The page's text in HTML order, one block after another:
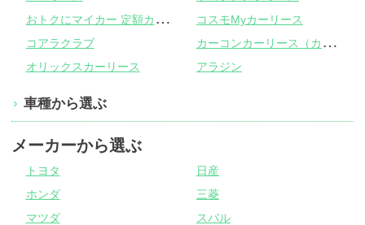
お
トクにマイカー 定額カルモくん
コスモMyカーリース
コアラクラブ
カ
ーコンカーリース（カーコンビニ倶楽部）
オリックスカーリース アラジン
車種から選ぶ
メーカーから選ぶ
トヨタ
日産
ホンダ
三菱
マツダ
スバル